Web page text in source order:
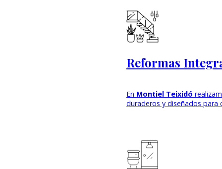
Reformas
En Montiel Teixidó
duraderos y diseñados para